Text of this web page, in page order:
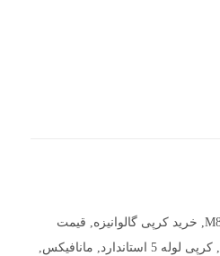
خرید کرپی گالوانیزه
قیمت
,کرپی لوله 5 استاندارد مانافیکس